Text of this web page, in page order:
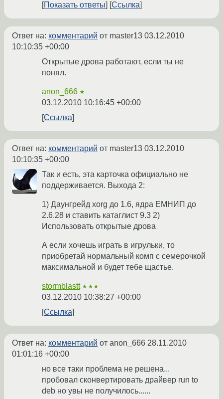
Показать ответы Ссылка
Ответ на: комментарий от master13 03.12.2010
10:10:35 +00:00
Открытые дрова работают, если ты не
понял.
anon_666 ★
03.12.2010 10:16:45 +00:00
Ссылка
Ответ на: комментарий от master13 03.12.2010
10:10:35 +00:00
Так и есть, эта карточка официально не
поддерживается. Выхода 2:
1) Даунгрейд xorg до 1.6, ядра ЕМНИП до
2.6.28 и ставить катаглист 9.3 2)
Использовать открытые дрова
А если хочешь играть в игрульки, то
приобретай нормальный комп с семерочкой
максимальной и будет тебе щастье.
stormblastt ★★★
03.12.2010 10:38:27 +00:00
Ссылка
Ответ на: комментарий от anon_666 28.11.2010
01:01:16 +00:00
но все таки проблема не решена...
пробовал сконвертировать драйвер run to
deb но увы не получилось......